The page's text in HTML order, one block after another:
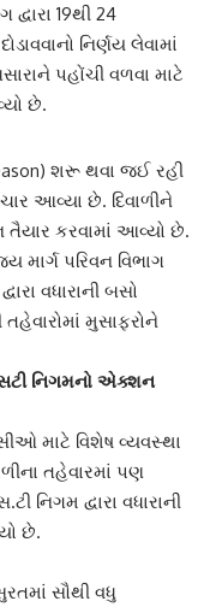
19થી 24
નિર્ણય લેવામાં
પહોંચી વળવા માટે
છે.
શરૂ થવા જઈ રહી
આવ્યા છે. દિવાળીને
તૈયાર કરવામાં આવ્યો છે.
માર્ગ પરિવન વિભાગ
વધારાની બસો
મુસાફરોને
નિગમનો એક્શન
માટે વિશેષ વ્યવસ્થા
તહેવારમાં પણ
નિગમ દ્વારા વધારાની
છે.
સૌથી વધુ